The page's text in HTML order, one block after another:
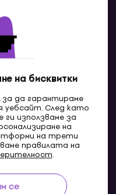
на бисквитки
за да гарантираме
уебсайт. След като
използваме за
на
на трети
правилата на
.
се